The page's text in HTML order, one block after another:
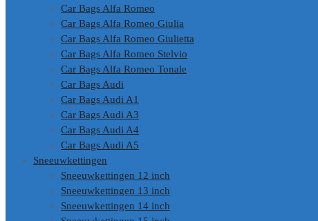
Car Bags Alfa Romeo
Car Bags Alfa Romeo Giulia
Car Bags Alfa Romeo Giulietta
Car Bags Alfa Romeo Stelvio
Car Bags Alfa Romeo Tonale
Car Bags Audi
Car Bags Audi A1
Car Bags Audi A3
Car Bags Audi A4
Car Bags Audi A5
Sneeuwkettingen
Sneeuwkettingen 12 inch
Sneeuwkettingen 13 inch
Sneeuwkettingen 14 inch